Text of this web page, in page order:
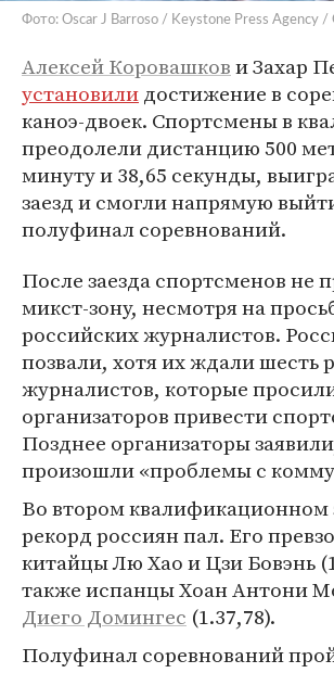
Фото: Oscar J Barroso / Keystone Press Agency /
Алексей Коровашкови Захар
установилидостижение в
каноэ-двоек. Спортсмены в
преодолели дистанцию 500
минуту и 38,65 секунды,
заезд и смогли напрямую
полуфинал соревнований.
После заезда спортсменов не
микст-зону, несмотря на
российских журналистов.
позвали, хотя их ждали шесть
журналистов, которые
организаторов привести
Позднее организаторы
произошли «проблемы с
Во втором квалификационном
рекорд россиян пал. Его
китайцы Лю Хао и Цзи Бовэнь
также испанцы Хоан Антони
Диего Домингес (1.37,78).
Полуфинал соревнований